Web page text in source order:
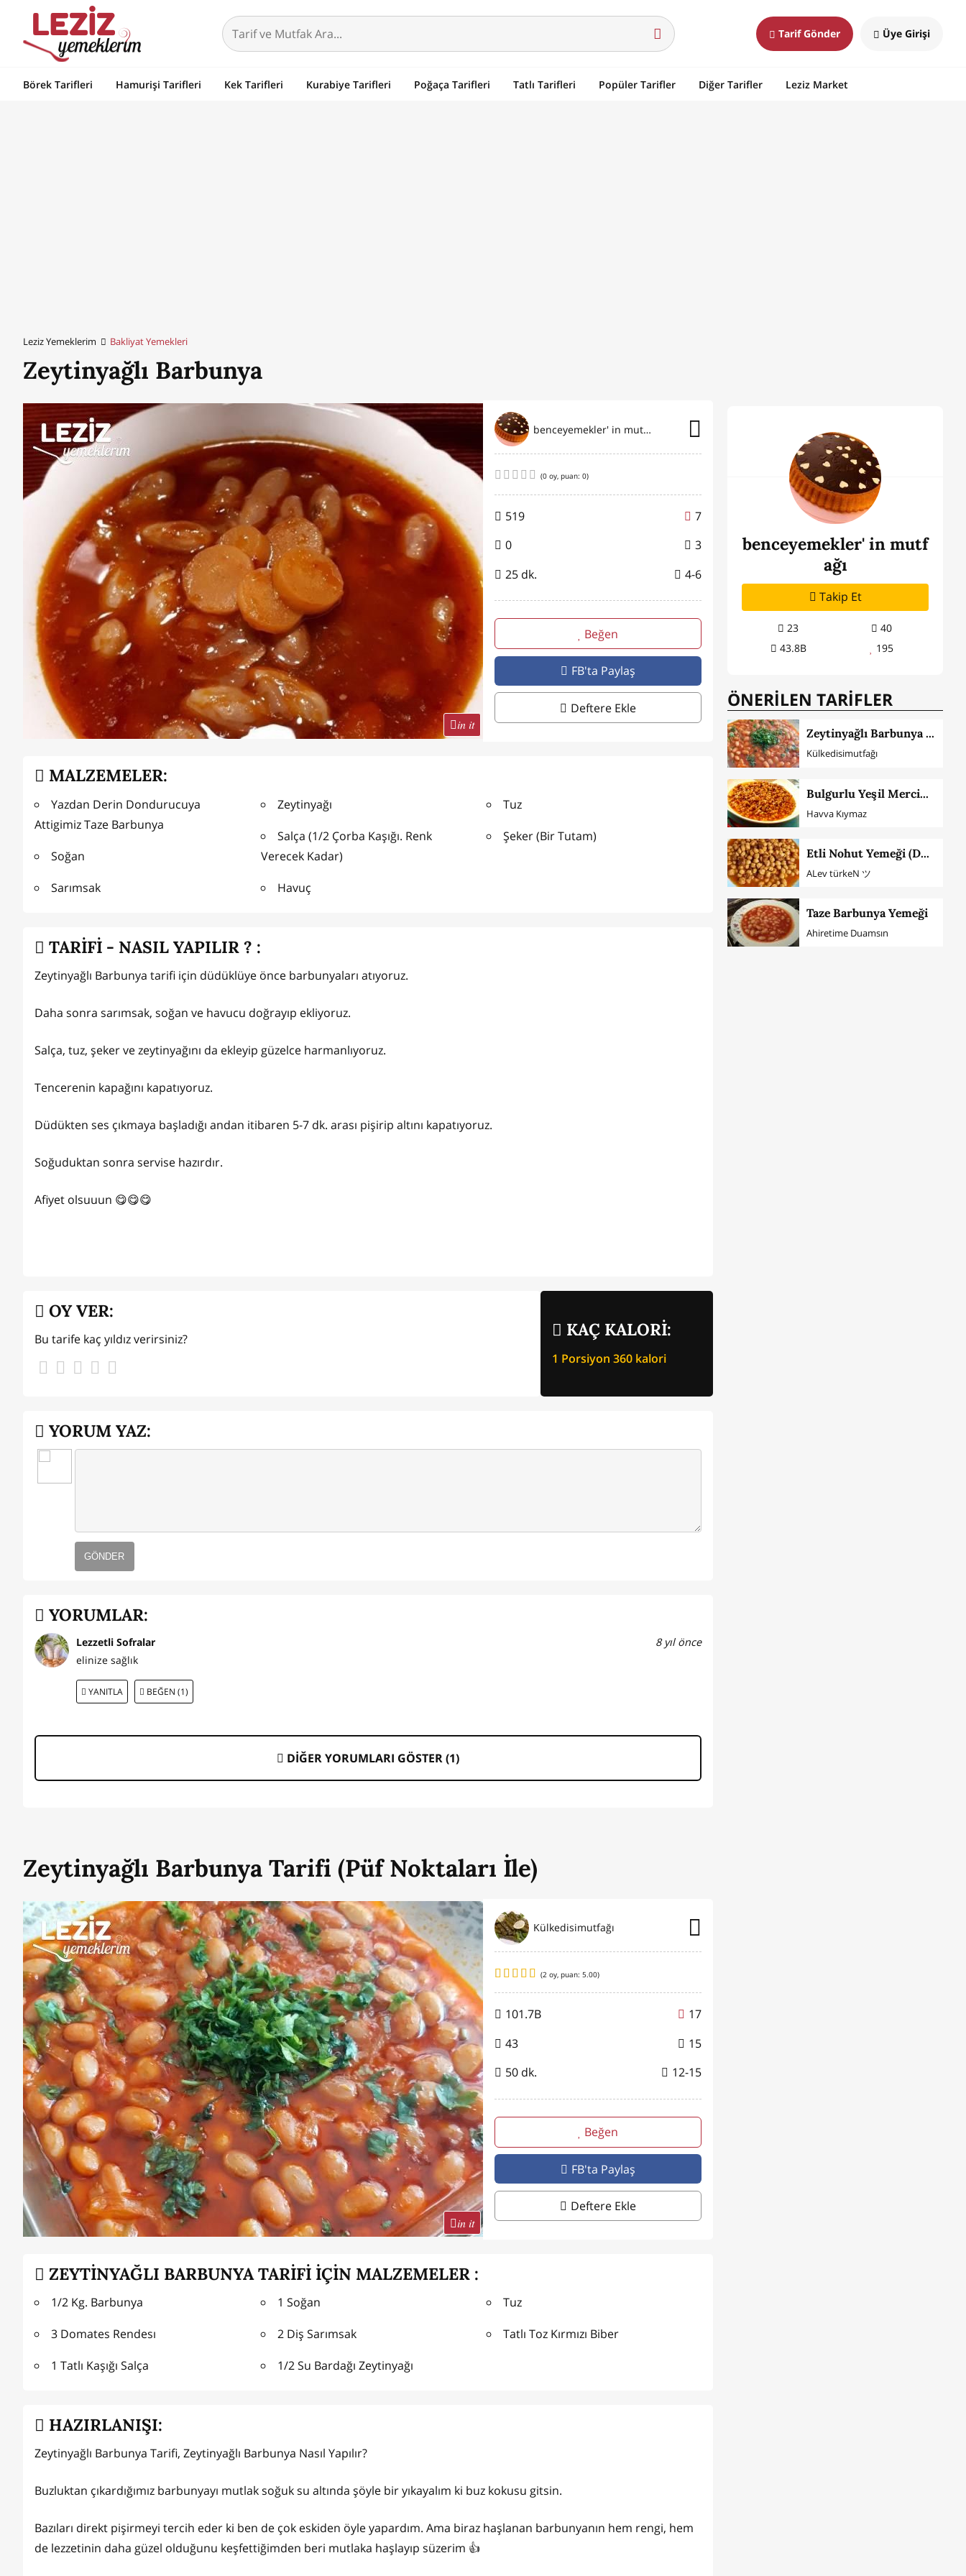
Tarif Gönder Üye Girişi
Börek Tarifleri Hamurişi Tarifleri Kek Tarifleri Kurabiye Tarifleri Poğaça Tarifleri Tatlı Tarifleri Popüler Tarifler Diğer Tarifler Leziz Market
Leziz Yemeklerim Bakliyat Yemekleri
Zeytinyağlı Barbunya
in it
benceyemekler' in mutfağı
(0 oy, puan: 0)
519
7
0
3
25 dk.
4-6
Beğen
FB'ta Paylaş
Deftere Ekle
MALZEMELER:
Yazdan Derin Dondurucuya
Attigimiz Taze Barbunya
Soğan
Sarımsak
Zeytinyağı
Salça (1/2 Çorba Kaşığı. Renk
Verecek Kadar)
Havuç
Tuz
Şeker (Bir Tutam)
TARİFİ - NASIL YAPILIR ? :
Zeytinyağlı Barbunya tarifi için düdüklüye önce barbunyaları atıyoruz.
Daha sonra sarımsak, soğan ve havucu doğrayıp ekliyoruz.
Salça, tuz, şeker ve zeytinyağını da ekleyip güzelce harmanlıyoruz.
Tencerenin kapağını kapatıyoruz.
Düdükten ses çıkmaya başladığı andan itibaren 5-7 dk. arası pişirip altını kapatıyoruz.
Soğuduktan sonra servise hazırdır.
Afiyet olsuuun 😋😋😋
KAÇ KALORİ:
1 Porsiyon 360 kalori
OY VER:
Bu tarife kaç yıldız verirsiniz?
YORUM YAZ:
GÖNDER
YORUMLAR:
Lezzetli Sofralar
8 yıl önce
elinize sağlık
YANITLA BEĞEN (1)
DİĞER YORUMLARI GÖSTER (1)
Zeytinyağlı Barbunya Tarifi (Püf Noktaları İle)
in it
Külkedisimutfağı
(2 oy, puan: 5.00)
101.7B
17
43
15
50 dk.
12-15
Beğen
FB'ta Paylaş
Deftere Ekle
ZEYTİNYAĞLI BARBUNYA TARİFİ İÇİN MALZEMELER :
1/2 Kg. Barbunya
3 Domates Rendesı
1 Tatlı Kaşığı Salça
1 Soğan
2 Diş Sarımsak
1/2 Su Bardağı Zeytinyağı
Tuz
Tatlı Toz Kırmızı Biber
HAZIRLANIŞI:
Zeytinyağlı Barbunya Tarifi, Zeytinyağlı Barbunya Nasıl Yapılır?
Buzluktan çıkardığımız barbunyayı mutlak soğuk su altında şöyle bir yıkayalım ki buz kokusu gitsin.
Bazıları direkt pişirmeyi tercih eder ki ben de çok eskiden öyle yapardım. Ama biraz haşlanan barbunyanın hem rengi, hem
de lezzetinin daha güzel olduğunu keşfettiğimden beri mutlaka haşlayıp süzerim 👍
benceyemekler' in mutf
ağı
Takip Et
23
40
43.8B
195
ÖNERİLEN TARİFLER
Zeytinyağlı Barbunya Tarifi (Püf Noktaları İle)
Külkedisimutfağı
Bulgurlu Yeşil Mercimek Yemeği
Havva Kıymaz
Etli Nohut Yemeği (Düdüklüde)
ALev türkeN ツ
Taze Barbunya Yemeği
Ahiretime Duamsın